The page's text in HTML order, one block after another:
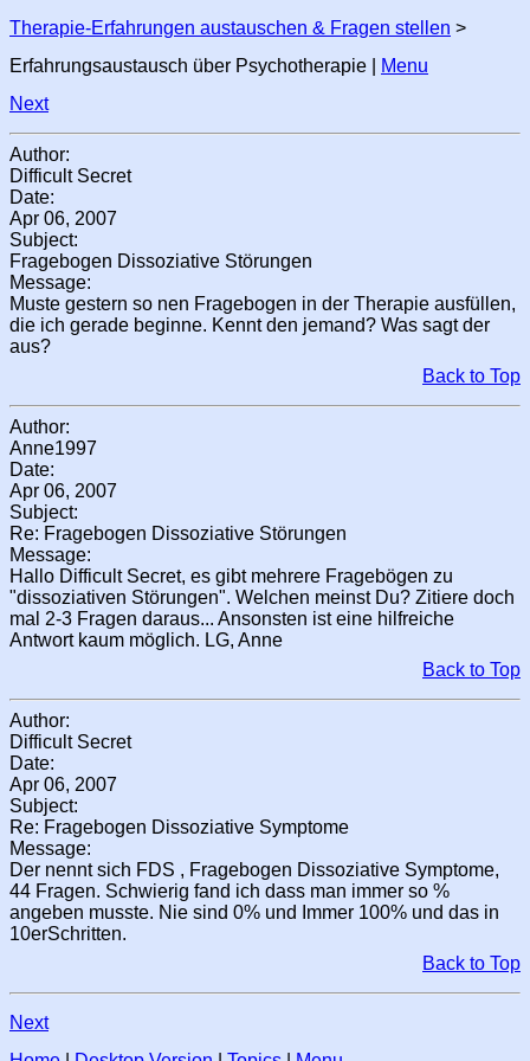
Therapie-Erfahrungen austauschen & Fragen stellen >
Erfahrungsaustausch über Psychotherapie |
Menu
Next
Author:
Difficult Secret
Date:
Apr 06, 2007
Subject:
Fragebogen Dissoziative Störungen
Message:
Muste gestern so nen Fragebogen in der Therapie ausfüllen,
die ich gerade beginne. Kennt den jemand? Was sagt der
aus?
Back to Top
Author:
Anne1997
Date:
Apr 06, 2007
Subject:
Re: Fragebogen Dissoziative Störungen
Message:
Hallo Difficult Secret, es gibt mehrere Fragebögen zu
"dissoziativen Störungen". Welchen meinst Du? Zitiere doch
mal 2-3 Fragen daraus... Ansonsten ist eine hilfreiche
Antwort kaum möglich. LG, Anne
Back to Top
Author:
Difficult Secret
Date:
Apr 06, 2007
Subject:
Re: Fragebogen Dissoziative Symptome
Message:
Der nennt sich FDS , Fragebogen Dissoziative Symptome,
44 Fragen. Schwierig fand ich dass man immer so %
angeben musste. Nie sind 0% und Immer 100% und das in
10erSchritten.
Back to Top
Next